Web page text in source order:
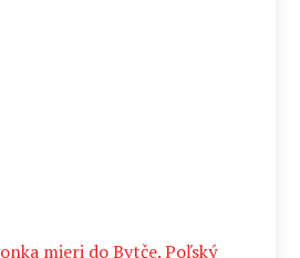
mieri do Bytče. Poľský